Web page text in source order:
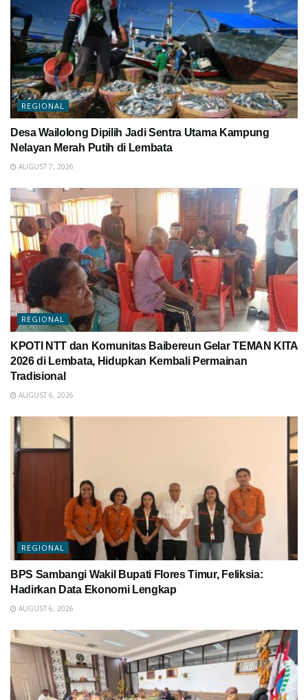
REGIONAL
Desa Wailolong Dipilih Jadi Sentra Utama Kampung
Nelayan Merah Putih di Lembata
AUGUST 7, 2026
REGIONAL
KPOTI NTT dan Komunitas Baibereun Gelar TEMAN KITA
2026 di Lembata, Hidupkan Kembali Permainan
Tradisional
AUGUST 6, 2026
REGIONAL
BPS Sambangi Wakil Bupati Flores Timur, Feliksia:
Hadirkan Data Ekonomi Lengkap
AUGUST 6, 2026